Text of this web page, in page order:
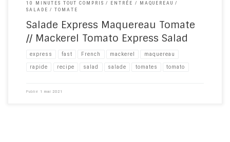
10 MINUTES TOUT COMPRIS ENTRÉE
MAQUEREAU
SALADE
TOMATE
Salade Express Maquereau Tomate
// Mackerel Tomato Express Salad
express fast French mackerel maquereau
rapide recipe​ salad salade tomates tomato
Publié 1 mai 2021